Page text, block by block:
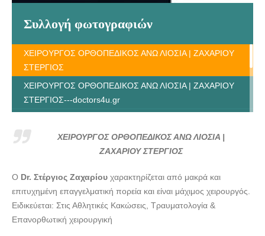
Συλλογή φωτογραφιών
ΧΕΙΡΟΥΡΓΟΣ ΟΡΘΟΠΕΔΙΚΟΣ ΑΝΩ ΛΙΟΣΙΑ | ΖΑΧΑΡΙΟΥ
ΣΤΕΡΓΙΟΣ
ΧΕΙΡΟΥΡΓΟΣ ΟΡΘΟΠΕΔΙΚΟΣ ΑΝΩ ΛΙΟΣΙΑ | ΖΑΧΑΡΙΟΥ
ΣΤΕΡΓΙΟΣ---doctors4u.gr
ΣΤΕΡΓΙΟΣ---doctors4u.gr
ΧΕΙΡΟΥΡΓΟΣ ΟΡΘΟΠΕΔΙΚΟΣ ΑΝΩ ΛΙΟΣΙΑ | ΖΑΧΑΡΙΟΥ
ΧΕΙΡΟΥΡΓΟΣ ΟΡΘΟΠΕΔΙΚΟΣ ΑΝΩ ΛΙΟΣΙΑ | ΖΑΧΑΡΙΟΥ
ΣΤΕΡΓΙΟΣ---doctors4u.gr
ΧΕΙΡΟΥΡΓΟΣ ΟΡΘΟΠΕΔΙΚΟΣ ΑΝΩ ΛΙΟΣΙΑ | ΖΑΧΑΡΙΟΥ
ΧΕΙΡΟΥΡΓΟΣ ΟΡΘΟΠΕΔΙΚΟΣ ΑΝΩ ΛΙΟΣΙΑ |
ΖΑΧΑΡΙΟΥ ΣΤΕΡΓΙΟΣ
O Dr. Στέργιος Zαχαρίου χαρακτηρίζεται από μακρά και
επιτυχημένη επαγγελματική πορεία και είναι μάχιμος χειρουργός.
Ειδικεύεται: Στις Αθλητικές Κακώσεις, Τραυματολογία &
Επανορθωτική χειρουργική